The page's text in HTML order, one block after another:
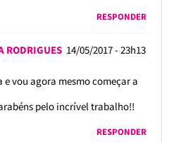
RESPONDER
RODRIGUES 14/05/2017 - 23h13
e vou agora mesmo começar a
pelo incrível trabalho!!
RESPONDER